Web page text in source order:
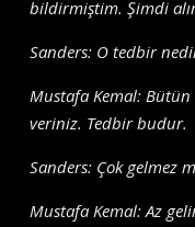
bildirmiştim. Şimdi
Sanders: O tedbir
Mustafa Kemal:
veriniz. Tedbir budur.
Sanders: Çok gelmez
Mustafa Kemal: Az